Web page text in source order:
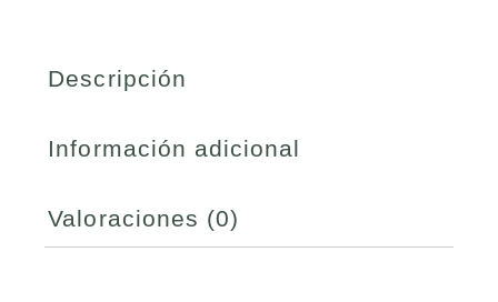
Descripción
Información adicional
Valoraciones (0)